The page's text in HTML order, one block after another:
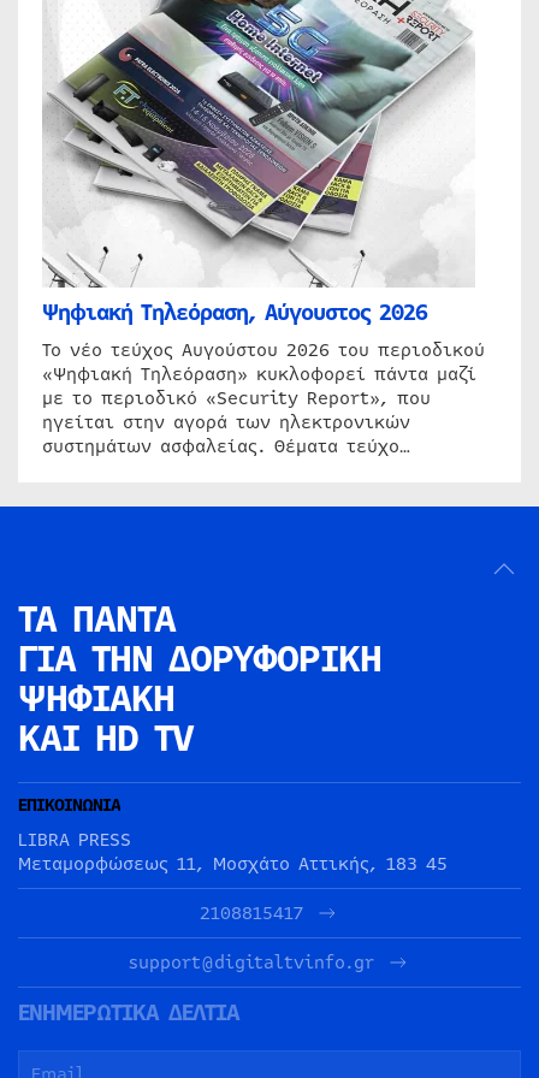
Ψηφιακή Τηλεόραση, Αύγουστος 2026
Το νέο τεύχος Αυγούστου 2026 του περιοδικού
«Ψηφιακή Τηλεόραση» κυκλοφορεί πάντα μαζί
με το περιοδικό «Security Report», που
ηγείται στην αγορά των ηλεκτρονικών
συστημάτων ασφαλείας. Θέματα τεύχο…
ΤΑ ΠΑΝΤΑ
ΓΙΑ ΤΗΝ ΔΟΡΥΦΟΡΙΚΗ
ΨΗΦΙΑΚΗ
ΚΑΙ HD TV
ΕΠΙΚΟΙΝΩΝΙΑ
LIBRA PRESS
Μεταμορφώσεως 11, Μοσχάτο Αττικής, 183 45
2108815417
support@digitaltvinfo.gr
ΕΝΗΜΕΡΩΤΙΚΑ ΔΕΛΤΙΑ